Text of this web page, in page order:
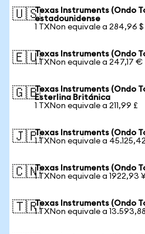
🇺🇸Texas Instruments (Ondo
estadounidense
1 TXNon equivale a 284,96 $
🇪🇺Texas Instruments (Ondo
1 TXNon equivale a 247,17 €
🇬🇧Texas Instruments (Ondo
Esterlina Británica
1 TXNon equivale a 211,99 £
🇯🇵Texas Instruments (Ondo
1 TXNon equivale a
🇨🇳Texas Instruments (Ondo
1 TXNon equivale a 1922,93 ¥
🇹🇷Texas Instruments (Ondo
1 TXNon equivale a